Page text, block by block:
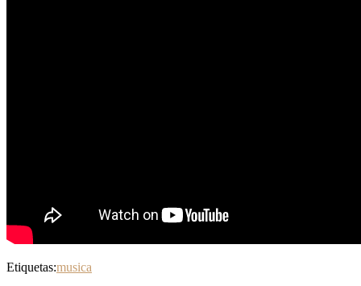
Etiquetas:musica